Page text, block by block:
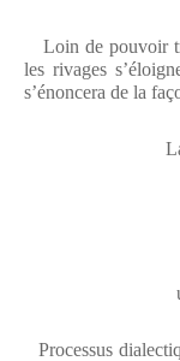
Loin de pouvoir
les rivages
s’énoncera de la
Processus